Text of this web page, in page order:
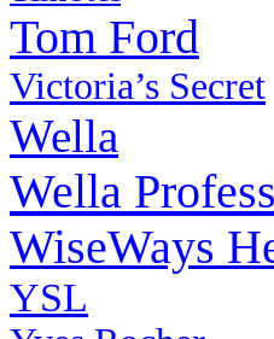
Tom Ford
Victoria’s Secret
Wella
Wella
WiseWays
YSL